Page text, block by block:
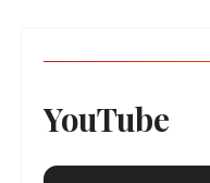
YouTube